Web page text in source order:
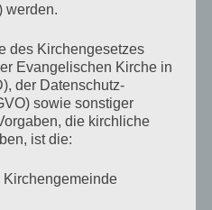
3030.
2026
31
2026
2026
August
2026
August
2026
August
2026
2026
1313.
August
2026
1414.
August
2026
1515.
August
2026
August
2020.
August
2026
2121.
August
2026
2222.
August
2026
2323.
2727.
August
2026
2828.
August
2026
2929.
August
3
September
4.
September
55.
werden.
des Kirchengesetzes
Evangelischen Kirche in
der Datenschutz-
sowie sonstiger
die kirchliche
ist die:
Kirchengemeinde